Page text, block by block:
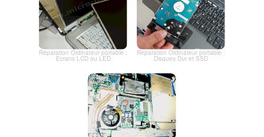
Réparation Ordinateur portable :
Ecrans LCD ou LED
Réparation Ordinateur portable :
Disques Dur et SSD